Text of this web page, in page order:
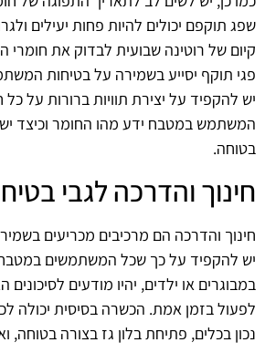
שפג תוקפם יכולים להיות פחות יעילים
קיום של רוטינה שבועית לבדוק את חומרי
פגי תוקף יסייע בשמירה על בטיחות
יש להקפיד על יצירת תוויות ברורות על
המשתמש במטבח ידע מהו החומר וכיצד
בטוחה.
חינוך והדרכה לגבי
חינוך והדרכה הם מרכיבים מכריעים
יש להקפיד על כך שכל המשתמשים
במבוגרים או ילדים, יהיו מודעים לסיכונים
לפעול בזמן אמת. הכשרה בסיסית יכולה
נכון בכלים, פתיחת בלון גז בצורה בטוחה,